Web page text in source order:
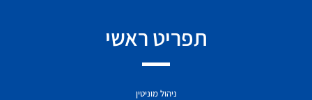
תפריט ראשי
ניהול מוניטין